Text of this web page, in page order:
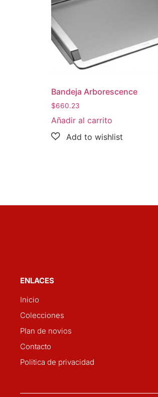
Bandeja Arborescence
$660.23
Añadir al carrito
ENLACES
Inicio
Colecciones
Plan de novios
Contacto
Politica de privacidad